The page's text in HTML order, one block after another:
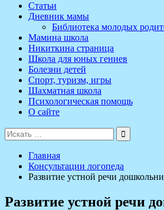
Статьи
Дневник мамы
Библиотека молодых
Мамина школа
Никиткина страница
Школа для юных гениев
Болезни детей
Спорт, туризм, игры
Шахматная школа
Психологическая помощь
О сайте
Поиск
для:
Главная
Консультации логопеда
Развитие устной речи
Развитие устной речи